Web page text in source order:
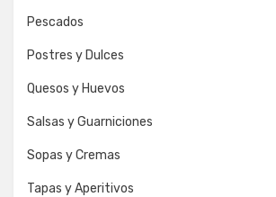
Pescados
Postres y Dulces
Quesos y Huevos
Salsas y Guarniciones
Sopas y Cremas
Tapas y Aperitivos